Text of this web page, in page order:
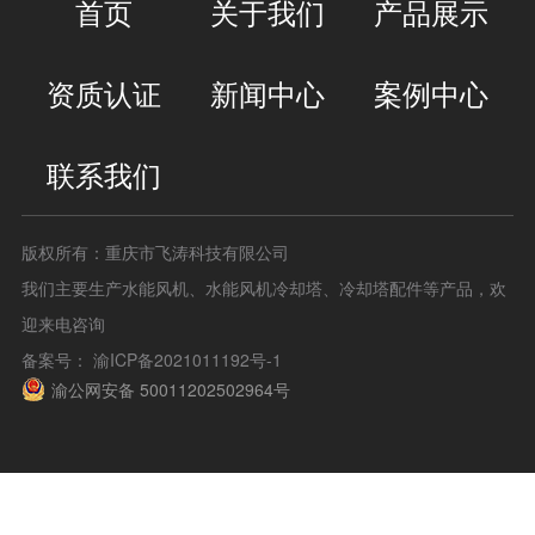
首页 关于我们
产品展示
资质认证
新闻中心
案例中心
联系我们
版权所有：重庆市飞涛科技有限公司
我们主要生产水能风机、水能风机冷却塔、冷却塔配件等产品，欢
迎来电咨询
备案号： 渝ICP备2021011192号-1
渝公网安备 50011202502964号